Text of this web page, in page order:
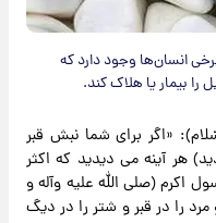
انسان‌ها وجود دارد که
بیمار یا هلاک کند.
«اگر برای شما نبش قبر
هر آینه می ‌دیدید که اکثر
اکرم (صلی الله علیه وآله و
را در قبر و شتر را در دیگ